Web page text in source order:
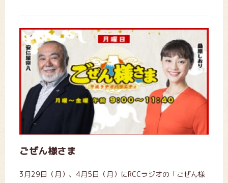
ごぜん様さま
3月29日（月）、4月5日（月）にRCCラジオの「ごぜん様